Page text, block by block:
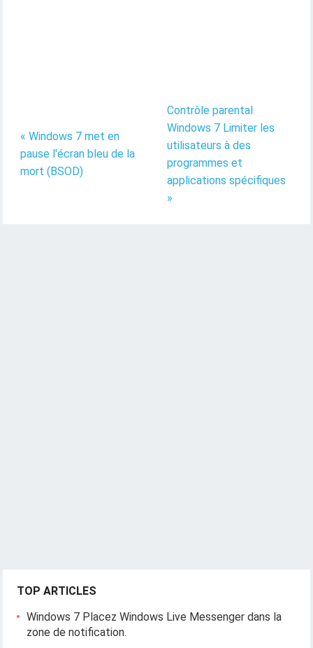
« Windows 7 met en
pause l'écran bleu de la
mort (BSOD)
Contrôle parental
Windows 7 Limiter les
utilisateurs à des
programmes et
applications spécifiques
»
TOP ARTICLES
Windows 7 Placez Windows Live Messenger dans la
zone de notification.